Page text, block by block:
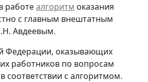
работеалгоритм оказания
с главным внештатным
Авдеевым.
Федерации, оказывающих
работников по вопросам
с алгоритмом.